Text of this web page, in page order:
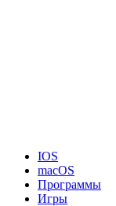
IOS
macOS
Программы
Игры